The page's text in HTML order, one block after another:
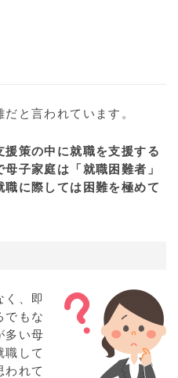
と言われています。
援策の中に就職を支援する
子家庭は「就職困難者」
に際しては困難を極めて
く、即
でもな
多い母
職して
われて